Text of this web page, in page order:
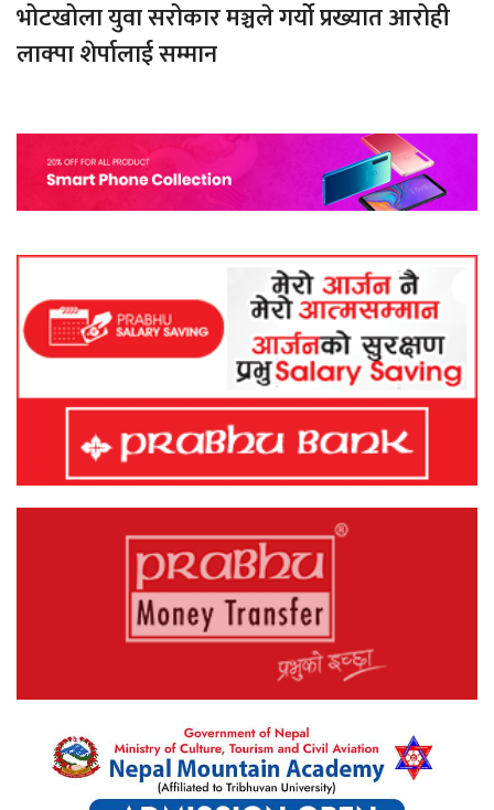
भोटखोला युवा सरोकार मञ्चले गर्यो प्रख्यात आरोही
लाक्पा शेर्पालाई सम्मान